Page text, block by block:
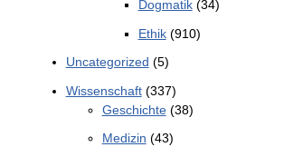
Dogmatik(34)
Ethik(910)
Uncategorized (5)
Wissenschaft(337)
Geschichte(38)
Medizin (43)